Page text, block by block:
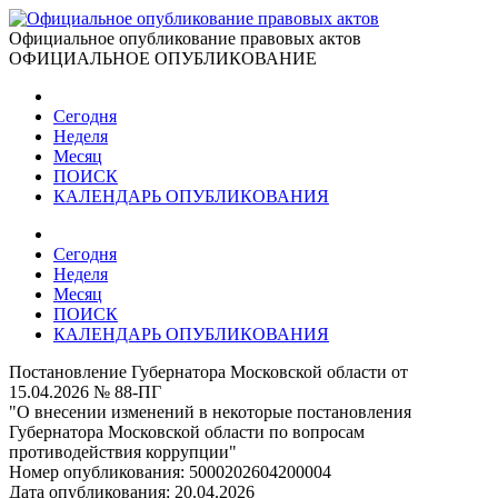
Официальное опубликование правовых актов
ОФИЦИАЛЬНОЕ ОПУБЛИКОВАНИЕ
Сегодня
Неделя
Месяц
ПОИСК
КАЛЕНДАРЬ ОПУБЛИКОВАНИЯ
Сегодня
Неделя
Месяц
ПОИСК
КАЛЕНДАРЬ ОПУБЛИКОВАНИЯ
Постановление Губернатора Московской области от
15.04.2026 № 88-ПГ
"О внесении изменений в некоторые постановления
Губернатора Московской области по вопросам
противодействия коррупции"
Номер опубликования: 5000202604200004
Дата опубликования: 20.04.2026